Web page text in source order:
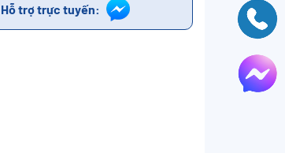
Hỗ trợ trực tuyến: